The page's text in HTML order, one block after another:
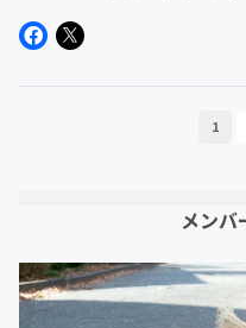
る問題の大半は、私たち
1
メンバ